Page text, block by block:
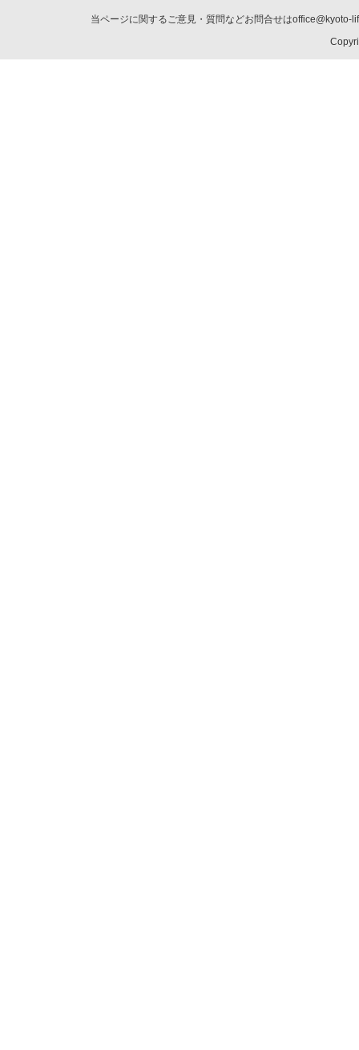
当ページに関するご意見・質問などお問合せは